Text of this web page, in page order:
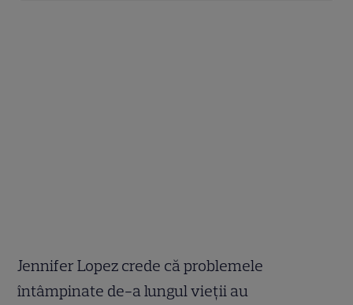
Jennifer Lopez crede că problemele
întâmpinate de-a lungul vieţii au